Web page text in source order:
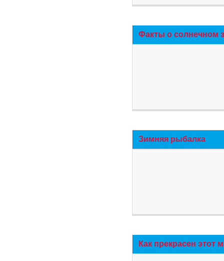
Факты о солнечном
Зимняя рыбалка
Как прекрасен этот